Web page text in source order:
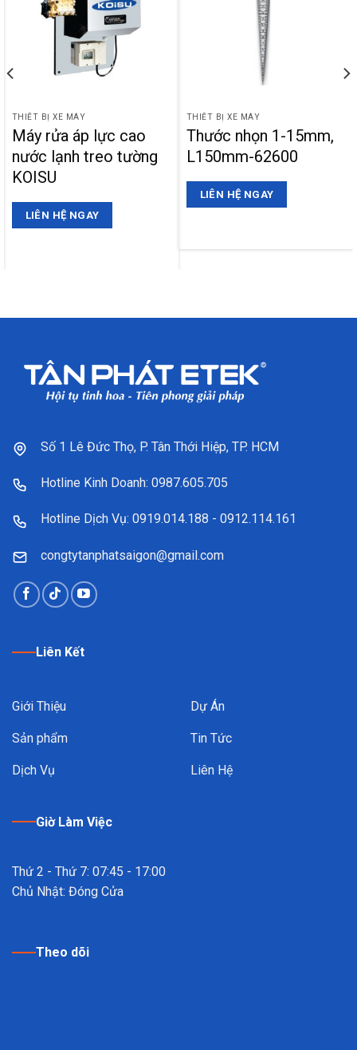
THIẾT BỊ XE MÁY
Máy rửa áp lực cao
nước lạnh treo tường
KOISU
LIÊN HỆ NGAY
THIẾT BỊ XE MÁY
Thước nhọn 1-15mm,
L150mm-62600
LIÊN HỆ NGAY
Số 1 Lê Đức Thọ, P. Tân Thới Hiệp, TP. HCM
Hotline Kinh Doanh: 0987.605.705
Hotline Dịch Vụ: 0919.014.188 - 0912.114.161
congtytanphatsaigon@gmail.com
Liên Kết
Giới Thiệu
Sản phẩm
Dịch Vụ
Dự Án
Tin Tức
Liên Hệ
Giờ Làm Việc
Thứ 2 - Thứ 7: 07:45 - 17:00
Chủ Nhật: Đóng Cửa
Theo dõi